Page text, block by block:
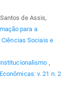
de Assis,
para a
Ciências Sociais e
,
v. 21 n. 2